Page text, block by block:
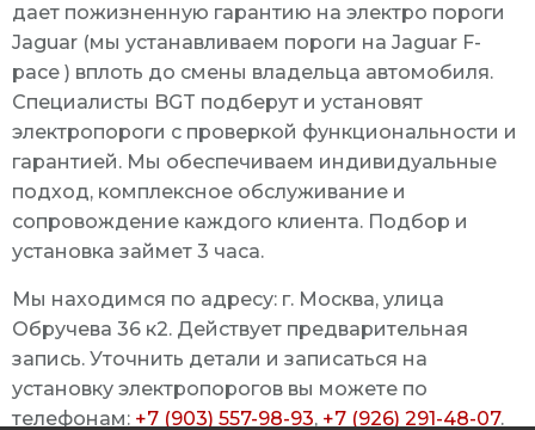
дает пожизненную гарантию на электро пороги
Jaguar (мы устанавливаем пороги на Jaguar F-
pace ) вплоть до смены владельца автомобиля.
Специалисты BGT подберут и установят
электропороги с проверкой функциональности и
гарантией. Мы обеспечиваем индивидуальные
подход, комплексное обслуживание и
сопровождение каждого клиента. Подбор и
установка займет 3 часа.
Мы находимся по адресу: г. Москва, улица
Обручева 36 к2. Действует предварительная
запись. Уточнить детали и записаться на
установку электропорогов вы можете по
телефонам: +7 (903) 557-98-93, +7 (926) 291-48-07.